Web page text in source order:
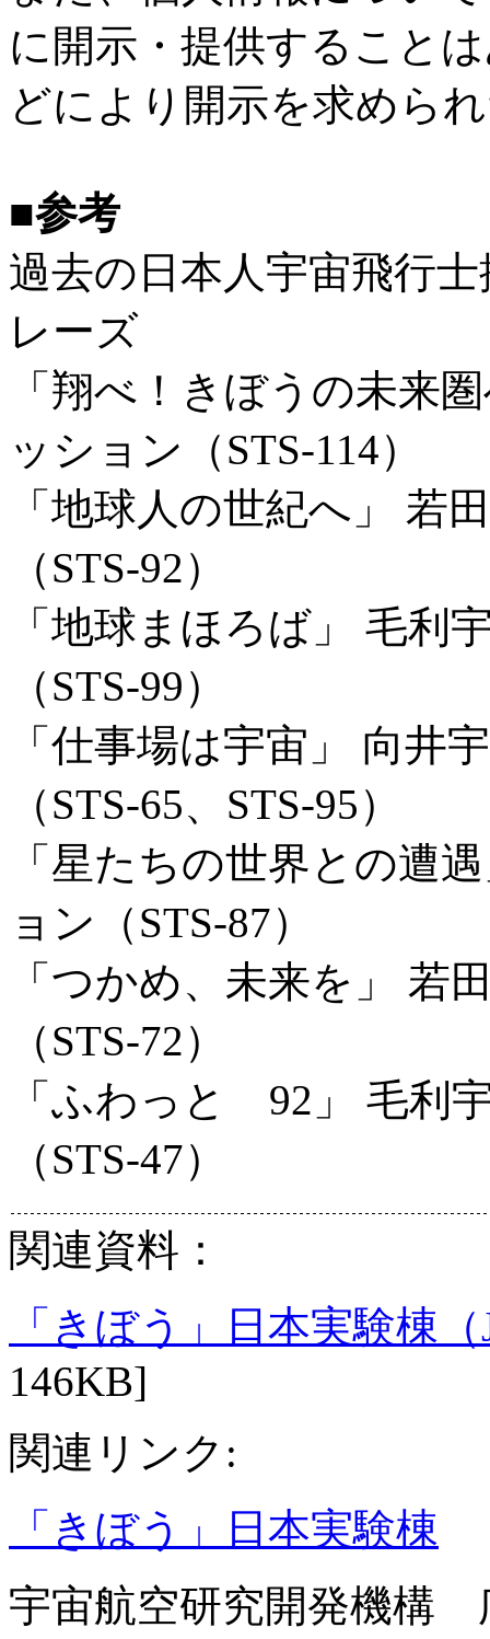
に開示・提供すること
どにより開示を求めら
■参考
過去の日本人宇宙飛行
レーズ
「翔べ！きぼうの未来
ッション（STS-114）
「地球人の世紀へ」 若
（STS-92）
「地球まほろば」 毛利
（STS-99）
「仕事場は宇宙」 向井
（STS-65、STS-95）
「星たちの世界との遭
ョン（STS-87）
「つかめ、未来を」 若
（STS-72）
「ふわっと 92」 毛利
（STS-47）
関連資料：
「きぼう」日本実験棟
146KB]
関連リンク:
「きぼう」日本実験棟
宇宙航空研究開発機構